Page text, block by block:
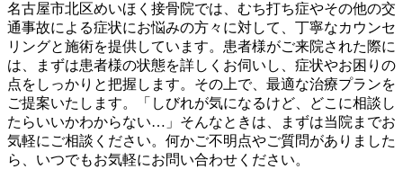
名古屋市北区めいほく接骨院では、むち打ち症やその他の交
通事故による症状にお悩みの方々に対して、丁寧なカウンセ
リングと施術を提供しています。患者様がご来院された際に
は、まずは患者様の状態を詳しくお伺いし、症状やお困りの
点をしっかりと把握します。その上で、最適な治療プランを
ご提案いたします。「しびれが気になるけど、どこに相談し
たらいいかわからない…」そんなときは、まずは当院までお
気軽にご相談ください。何かご不明点やご質問がありました
ら、いつでもお気軽にお問い合わせください。